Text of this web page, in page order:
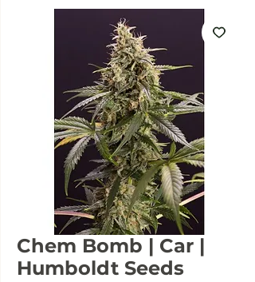
Chem Bomb | Car |
Humboldt Seeds